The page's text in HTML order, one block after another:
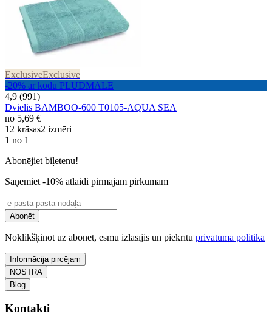
ExclusiveExclusive
-20% ar kodu PLUDMALE
4,9 (991)
Dvielis BAMBOO-600 T0105-AQUA SEA
no 5,69 €
12 krāsas2 izmēri
1 no 1
Abonējiet biļetenu!
Saņemiet -10% atlaidi pirmajam pirkumam
Abonēt
Noklikšķinot uz abonēt, esmu izlasījis un piekrītu privātuma politika
Informācija pircējam
NOSTRA
Blog
Kontakti